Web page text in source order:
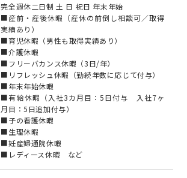
完全週休二日制 土 日 祝日 年末年始
■産前・産後休暇（産休の前倒し相談可／取得
実績あり）
■育児休暇（男性も取得実績あり）
■介護休暇
■フリーバカンス休暇（3日/年）
■リフレッシュ休暇（勤続年数に応じて付与）
■年末年始休暇
■有給休暇（入社3カ月目：5日付与 入社7ヶ
月目：5日追加付与）
■子の看護休暇
■生理休暇
■妊産婦通院休暇
■レディース休暇 など